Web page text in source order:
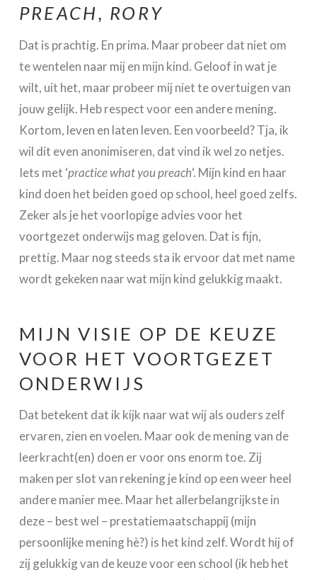
PREACH, RORY
Dat is prachtig. En prima. Maar probeer dat niet om
te wentelen naar mij en mijn kind. Geloof in wat je
wilt, uit het, maar probeer mij niet te overtuigen van
jouw gelijk. Heb respect voor een andere mening.
Kortom, leven en laten leven. Een voorbeeld? Tja, ik
wil dit even anonimiseren, dat vind ik wel zo netjes.
Iets met ‘practice what you preach‘. Mijn kind en haar
kind doen het beiden goed op school, heel goed zelfs.
Zeker als je het voorlopige advies voor het
voortgezet onderwijs mag geloven. Dat is fijn,
prettig. Maar nog steeds sta ik ervoor dat met name
wordt gekeken naar wat mijn kind gelukkig maakt.
MIJN VISIE OP DE KEUZE
VOOR HET VOORTGEZET
ONDERWIJS
Dat betekent dat ik kijk naar wat wij als ouders zelf
ervaren, zien en voelen. Maar ook de mening van de
leerkracht(en) doen er voor ons enorm toe. Zij
maken per slot van rekening je kind op een weer heel
andere manier mee. Maar het allerbelangrijkste in
deze – best wel – prestatiemaatschappij (mijn
persoonlijke mening hè?) is het kind zelf. Wordt hij of
zij gelukkig van de keuze voor een school (ik heb het